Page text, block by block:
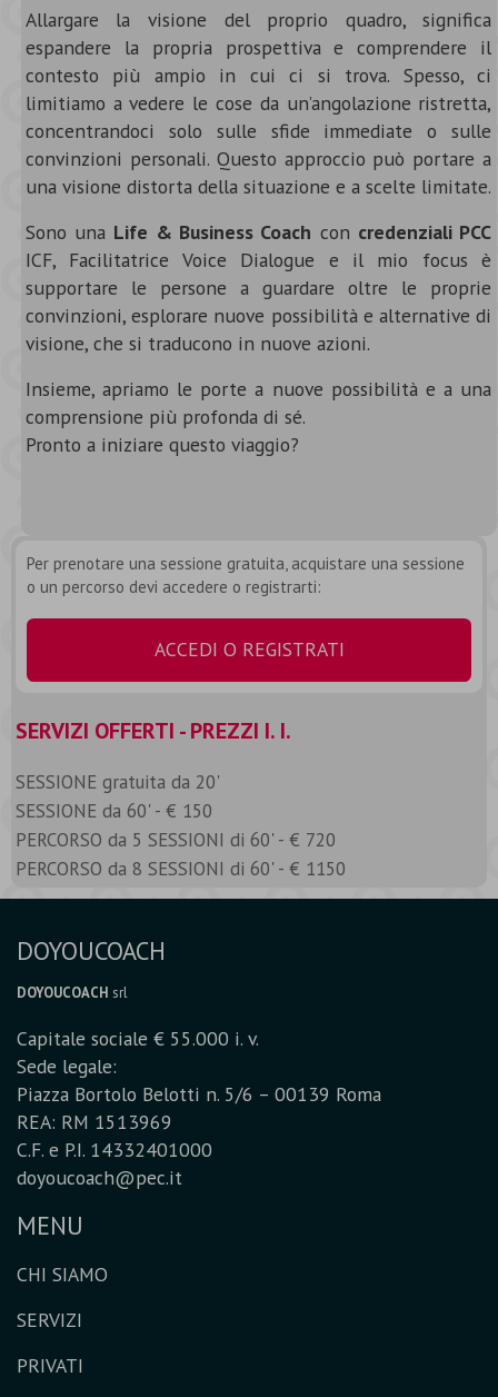
Allargare la visione del proprio quadro, significa
espandere la propria prospettiva e comprendere il
contesto più ampio in cui ci si trova. Spesso, ci
limitiamo a vedere le cose da un’angolazione ristretta,
concentrandoci solo sulle sfide immediate o sulle
convinzioni personali. Questo approccio può portare a
una visione distorta della situazione e a scelte limitate.
Sono una Life & Business Coach con credenziali PCC
ICF, Facilitatrice Voice Dialogue e il mio focus è
supportare le persone a guardare oltre le proprie
convinzioni, esplorare nuove possibilità e alternative di
visione, che si traducono in nuove azioni.
Insieme, apriamo le porte a nuove possibilità e a una
comprensione più profonda di sé.
Pronto a iniziare questo viaggio?
Per prenotare una sessione gratuita, acquistare una sessione
o un percorso devi accedere o registrarti:
ACCEDI O REGISTRATI
SERVIZI OFFERTI - PREZZI I. I.
SESSIONE gratuita da 20'
SESSIONE da 60' - € 150
PERCORSO da 5 SESSIONI di 60' - € 720
PERCORSO da 8 SESSIONI di 60' - € 1150
DOYOUCOACH
DOYOUCOACH srl
Capitale sociale € 55.000 i. v.
Sede legale:
Piazza Bortolo Belotti n. 5/6 – 00139 Roma
REA: RM 1513969
C.F. e P.I. 14332401000
doyoucoach@pec.it
MENU
CHI SIAMO
SERVIZI
PRIVATI